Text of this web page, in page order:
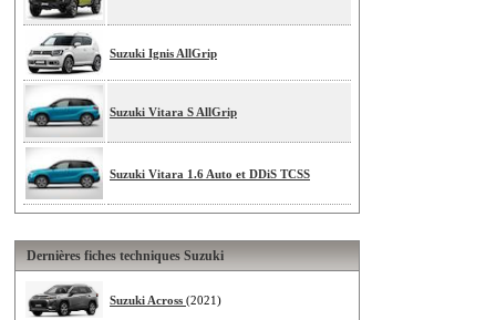
Suzuki Ignis AllGrip
Suzuki Vitara S AllGrip
Suzuki Vitara 1.6 Auto et DDiS TCSS
Dernières fiches techniques Suzuki
Suzuki Across (2021)